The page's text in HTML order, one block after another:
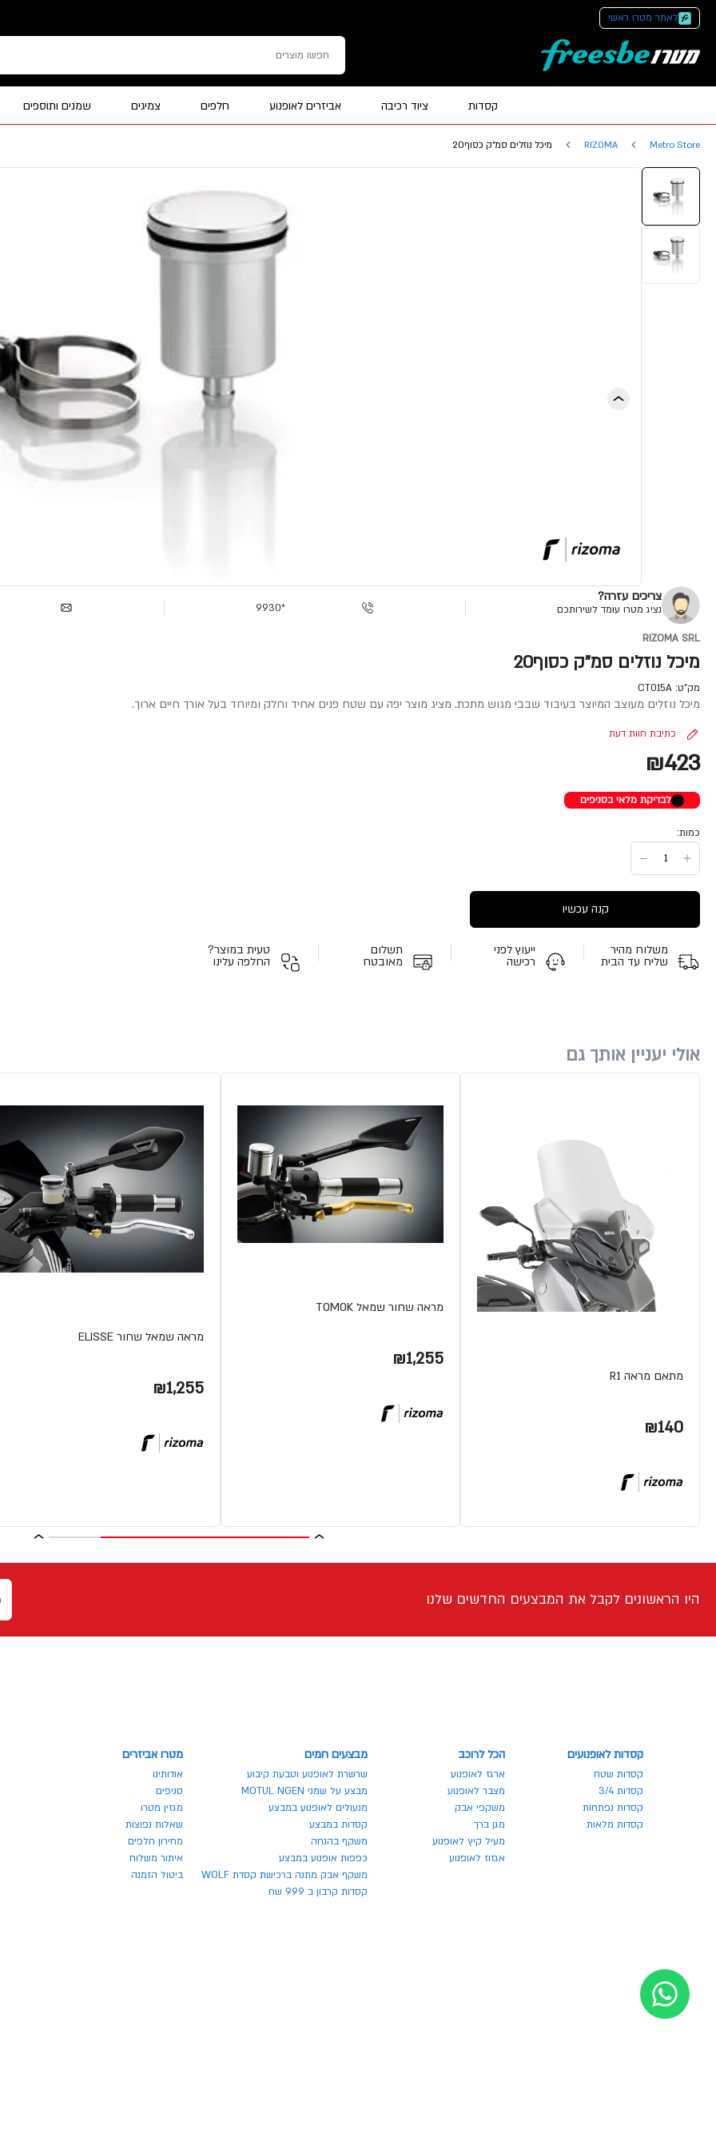
לאתר מטרו ראשי
קסדות ציוד רכיבה אביזרים לאופנוע חלפים צמיגים שמנים ותוספים
Metro Store
RIZOMA מיכל נוזלים סמ"ק כסוף20
צריכים עזרה?
נציג מטרו עומד לשירותכם *9930
RIZOMA SRL
מיכל נוזלים סמ"ק כסוף20
מק"ט: CT015A
מיכל נוזלים מעוצב המיוצר בעיבוד שבבי מגוש מתכת. מציג מוצר יפה עם שטח פנים אחיד וחלק ומיוחד בעל אורך חיים ארוך.
כתיבת חוות דעת
₪423
לבדיקת מלאי בסניפים
כמות:
קנה עכשיו
משלוח מהיר
שליח עד הבית
ייעוץ לפני
רכישה
תשלום
מאובטח
טעית במוצר?
החלפה עלינו
אולי יעניין אותך גם
מתאם מראה R1
₪140
מראה שחור שמאל TOMOK
₪1,255
מראה שמאל שחור ELISSE
₪1,255
היו הראשונים לקבל את המבצעים החדשים שלנו
קסדות לאופנועים
קסדות שטח
קסדות 3/4
קסדות נפתחות
קסדות מלאות
הכל לרוכב
ארגז לאופנוע
מצבר לאופנוע
משקפי אבק
מגן ברך
מעיל קיץ לאופנוע
אגזוז לאופנוע
מבצעים חמים
שרשרת לאופנוע וטבעת קיבוע
מבצע על שמני MOTUL NGEN
מנעולים לאופנוע במבצע
קסדות במבצע
משקף בהנחה
כפפות אופנוע במבצע
משקף אבק מתנה ברכישת קסדת WOLF
קסדות קרבון ב 999 שח
מטרו אביזרים
אודותינו
סניפים
מגזין מטרו
שאלות נפוצות
מחירון חלפים
איתור משלוח
ביטול הזמנה